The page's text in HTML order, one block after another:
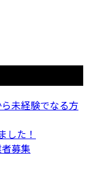
未経験でなる方
した！
募集